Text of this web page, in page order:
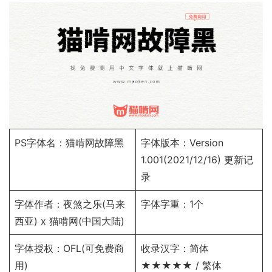
PS字体名：猫啃网故障黑
字体版本：Version
1.001(2021/12/16) 更新记
录
字体作者：夜煞之乐(马来
西亚) x 猫啃网(中国大陆)
字体字重：1个
字体授权： OFL(可免费商
用)
收录汉字：简体
★★★★★ / 繁体